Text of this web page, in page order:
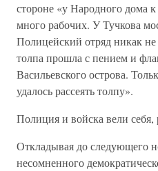
стороне «у Народного дома
много рабочих. У Тучкова
Полицейский отряд никак
толпа прошла с пением и
Васильевского острова.
удалось рассеять толпу».
Полиция и войска вели себя,
Откладывая до следующего
несомненного